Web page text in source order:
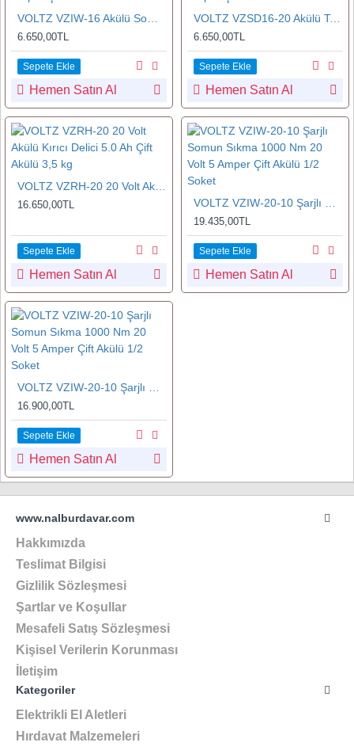
6.650,00TL
Sepete Ekle
Hemen Satın Al
VOLTZ VZSD16-20 Akülü Torklu Vidalama 16.8 Volt 2 Amper Çift Akülü
6.650,00TL
Sepete Ekle
Hemen Satın Al
16.650,00TL
Sepete Ekle
Hemen Satın Al
19.435,00TL
Sepete Ekle
Hemen Satın Al
16.900,00TL
Sepete Ekle
Hemen Satın Al
www.nalburdavar.com
Hakkımızda
Teslimat Bilgisi
Gizlilik Sözleşmesi
Şartlar ve Koşullar
Mesafeli Satış Sözleşmesi
Kişisel Verilerin Korunması
İletişim
Kategoriler
Elektrikli El Aletleri
Hırdavat Malzemeleri